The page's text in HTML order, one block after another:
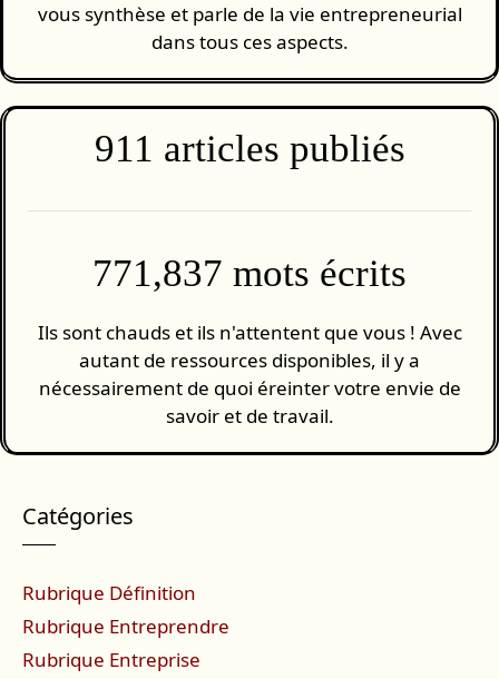
vous synthèse et parle de la vie entrepreneurial
dans tous ces aspects.
911 articles publiés
771,837 mots écrits
Ils sont chauds et ils n'attentent que vous ! Avec
autant de ressources disponibles, il y a
nécessairement de quoi éreinter votre envie de
savoir et de travail.
Catégories
Rubrique Définition
Rubrique Entreprendre
Rubrique Entreprise